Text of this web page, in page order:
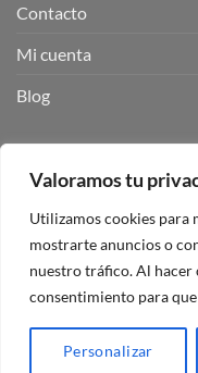
Valoramos tu
Utilizamos cookies para
mostrarte anuncios o
nuestro tráfico. Al hacer
consentimiento para
Personalizar
Contacto
Mi cuenta
Blog